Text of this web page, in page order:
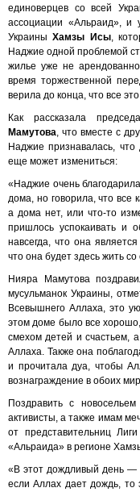
единоверцев со всей
ассоциации «Альраид», и
УкраиныХамзы Исы,
Наджие одной проблемой
жилье уже не
время торжественной
верила до конца, что все
Как рассказала
Мамутова, что вместе с
Наджие признавалась,
еще может измениться:
«Наджие очень
дома, но говорила, что все
а дома нет, или что-то
пришлось успокаивать и
навсегда, что она
что она будет здесь жить
Нияра Мамутова
мусульманок Украины,
Всевышнего Аллаха, это
этом доме было все
смехом детей и
Аллаха. Также она
и прочитала дуа, чтобы
вознаграждение в обоих
Поздравить с
активисты, а также имам
от представительниц
«Альраида» в регионе
«В этот дождливый день —
если Аллах дает дождь,